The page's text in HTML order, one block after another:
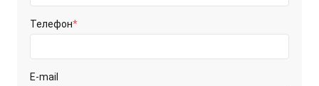
Телефон*
E-mail